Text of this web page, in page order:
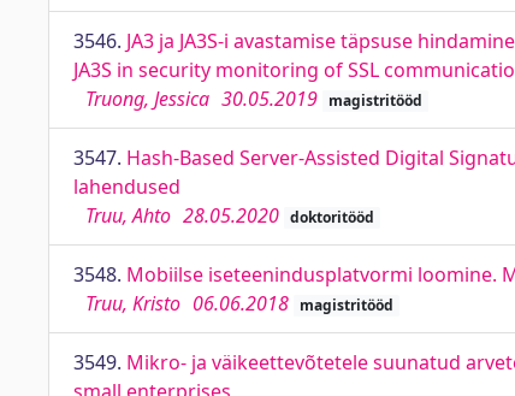
3546. JA3 ja JA3S-i avastamise täpsuse
JA3S in security monitoring of SSL
Truong, Jessica 30.05.2019 magistritööd
3547. Hash-Based Server-Assisted Digital
lahendused
Truu, Ahto 28.05.2020 doktoritööd
3548. Mobiilse iseteenindusplatvormi loomine.
Truu, Kristo 06.06.2018 magistritööd
3549. Mikro- ja väikeettevõtetele suunatud